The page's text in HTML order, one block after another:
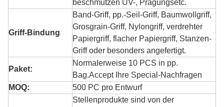
beschmutzen UV-, Prägungsetc.
Griff-Bindung
Band-Griff, pp.-Seil-Griff, Baumwollgriff,
Grosgrain-Griff, Nylongriff, verdrehter
Papiergriff, flacher Papiergriff, Stanzen-
Griff oder besonders angefertigt.
Paket:
Normalerweise 10 PCS in pp.
Bag.Accept Ihre Special-Nachfragen
MOQ:
500 PC pro Entwurf
Stellenprodukte sind von der